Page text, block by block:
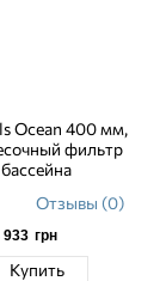
Ocean 400 мм,
фильтр
Отзывы (0)
933 грн
Купить